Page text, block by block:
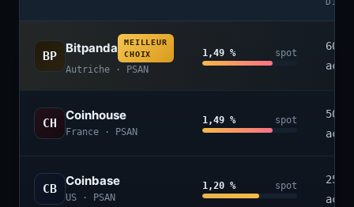
BP
Bitpanda
MEILLEUR
CHOIX
Autriche · PSAN
1,49 % spot
600+
CH
Coinhouse
France · PSAN
1,49 % spot
50+
CB
Coinbase
US · PSAN
1,20 % spot
250+